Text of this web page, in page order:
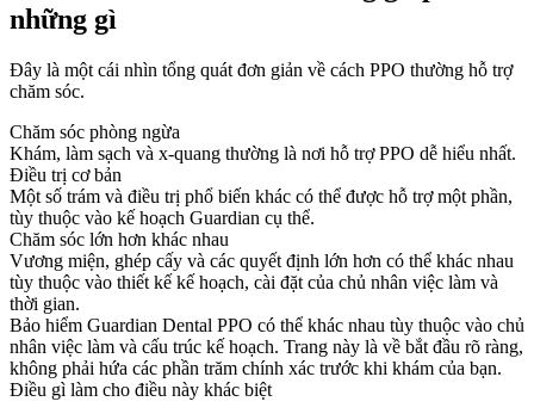
những gì
Đây là một cái nhìn tổng quát đơn giản về cách PPO thường hỗ trợ
chăm sóc.
Chăm sóc phòng ngừa
Khám, làm sạch và x-quang thường là nơi hỗ trợ PPO dễ hiểu nhất.
Điều trị cơ bản
Một số trám và điều trị phổ biến khác có thể được hỗ trợ một phần,
tùy thuộc vào kế hoạch Guardian cụ thể.
Chăm sóc lớn hơn khác nhau
Vương miện, ghép cấy và các quyết định lớn hơn có thể khác nhau
tùy thuộc vào thiết kế kế hoạch, cài đặt của chủ nhân việc làm và
thời gian.
Bảo hiểm Guardian Dental PPO có thể khác nhau tùy thuộc vào chủ
nhân việc làm và cấu trúc kế hoạch. Trang này là về bắt đầu rõ ràng,
không phải hứa các phần trăm chính xác trước khi khám của bạn.
Điều gì làm cho điều này khác biệt